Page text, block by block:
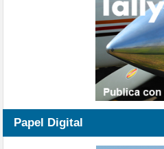
Papel Digital